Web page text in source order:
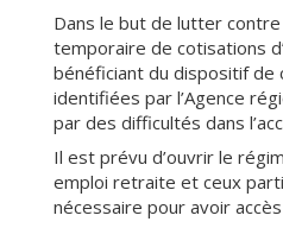
Dans le but de lutter
temporaire de cotisations
bénéficiant du dispositif de
identifiées par l’Agence
par des difficultés dans
Il est prévu d’ouvrir le
emploi retraite et ceux
nécessaire pour avoir